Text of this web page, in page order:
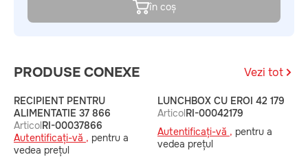
în coș
PRODUSE CONEXE Vezi tot
RECIPIENT PENTRU
ALIMENTATIE 37 866
ArticolRI-00037866
Autentificați-vă , pentru a
vedea prețul
LUNCHBOX CU EROI 42 179
ArticolRI-00042179
Autentificați-vă , pentru a
vedea prețul